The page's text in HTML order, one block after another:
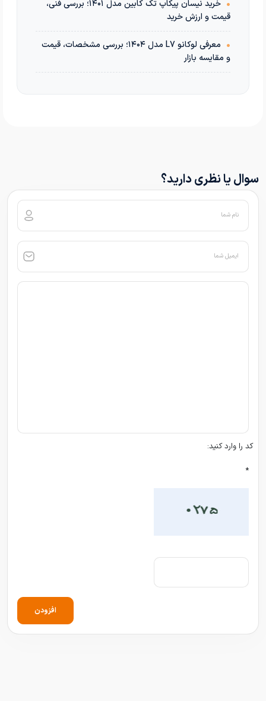
•
خرید نیسان پیکاپ تک کابین مدل ۱۴۰۱؛ بررسی فنی،
قیمت و ارزش خرید
•
معرفی لوکانو L7 مدل ۱۴۰۴؛ بررسی مشخصات، قیمت
و مقایسه بازار
سوال یا نظری دارید؟
نام شما
ایمیل شما
کد را وارد کنید:
*
افزودن